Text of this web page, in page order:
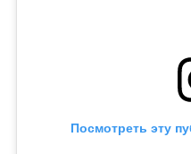
Посмотреть эту